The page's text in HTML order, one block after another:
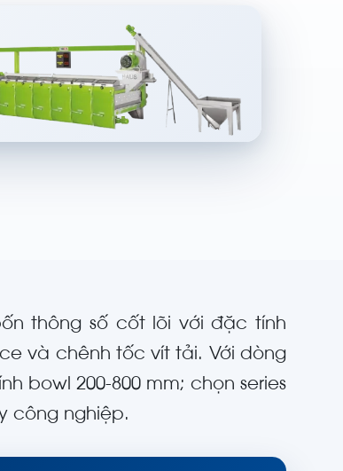
thông số cốt lõi với đặc tính
và chênh tốc vít tải. Với dòng
bowl 200-800 mm; chọn series
công nghiệp.